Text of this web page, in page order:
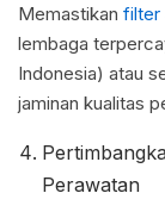
Memastikan filter
lembaga
Indonesia) atau
jaminan kualitas
Perawatan